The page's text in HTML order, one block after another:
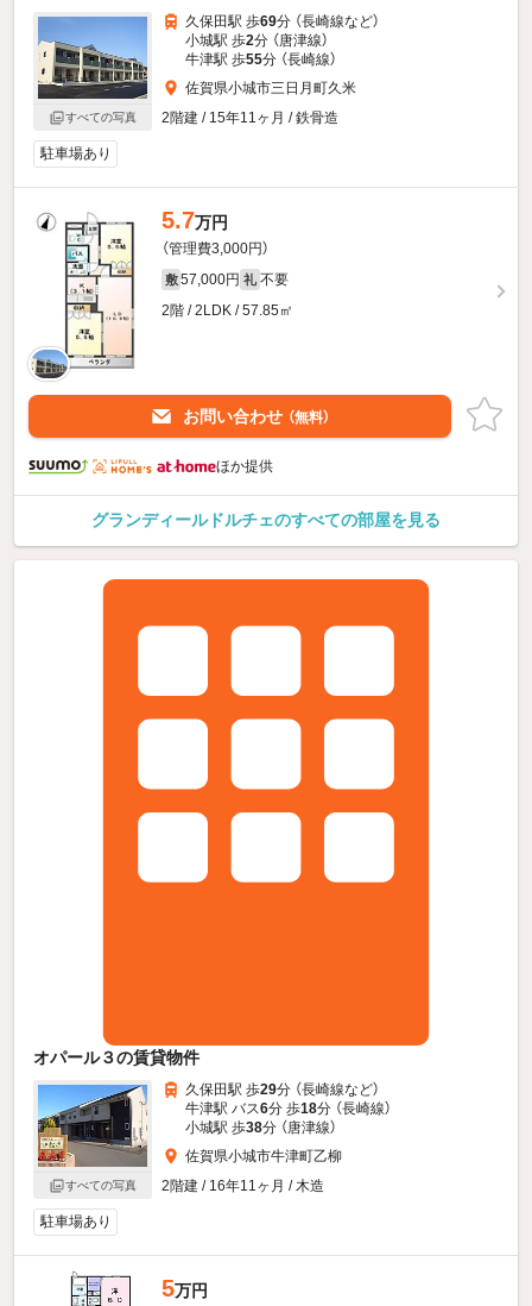
すべての写真
久保田駅 歩69分 （長崎線など）
小城駅 歩2分 （唐津線）
牛津駅 歩55分 （長崎線）
佐賀県小城市三日月町久米
2階建 / 15年11ヶ月 / 鉄骨造
駐車場あり
5.7万円
（管理費3,000円）
敷 57,000円 礼 不要
2階 / 2LDK / 57.85㎡
お問い合わせ （無料）
ほか提供
グランディールドルチェのすべての部屋を見る
オパール３の賃貸物件
すべての写真
久保田駅 歩29分 （長崎線など）
牛津駅 バス6分 歩18分 （長崎線）
小城駅 歩38分 （唐津線）
佐賀県小城市牛津町乙柳
2階建 / 16年11ヶ月 / 木造
駐車場あり
5万円